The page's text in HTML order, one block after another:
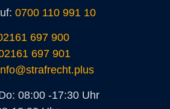
0700 110 991 10
697 900
697 901
08:00 -17:30 Uhr